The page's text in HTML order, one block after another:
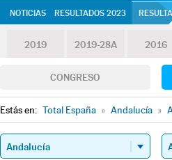
NOTICIAS RESULTADOS 2023
2019 2019-28A 2016
CONGRESO
Estás en: Total España » Andalucía »